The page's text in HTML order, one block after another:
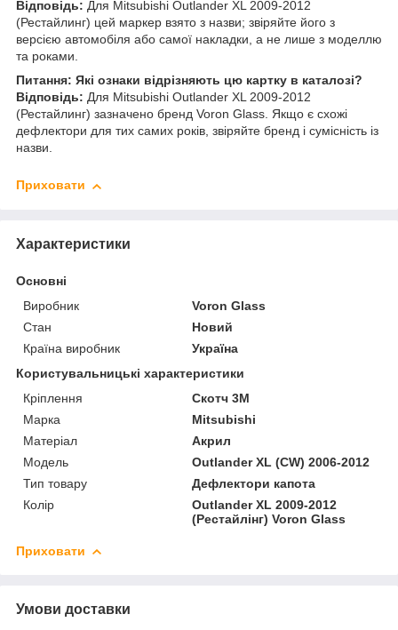
Відповідь: Для Mitsubishi Outlander XL 2009-2012
(Рестайлинг) цей маркер взято з назви; звіряйте його з
версією автомобіля або самої накладки, а не лише з моделлю
та роками.
Питання: Які ознаки відрізняють цю картку в каталозі?
Відповідь: Для Mitsubishi Outlander XL 2009-2012
(Рестайлинг) зазначено бренд Voron Glass. Якщо є схожі
дефлектори для тих самих років, звіряйте бренд і сумісність із
назви.
Приховати
Характеристики
Основні
Виробник
Voron Glass
Стан
Новий
Країна виробник
Україна
Користувальницькі характеристики
Кріплення
Скотч 3М
Марка
Mitsubishi
Матеріал
Акрил
Мoдель
Outlander XL (CW) 2006-2012
Тип товару
Дефлектори капота
Колір
Outlander XL 2009-2012
(Рестайлінг) Voron Glass
Приховати
Умови доставки